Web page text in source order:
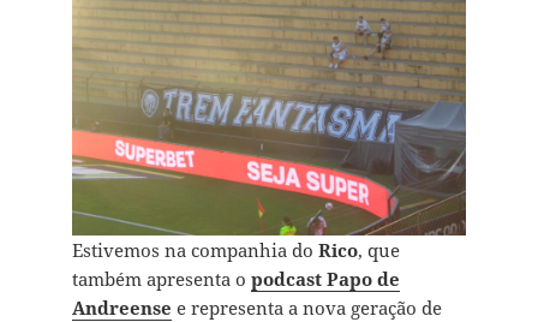
Estivemos na companhia do Rico, que
também apresenta o podcast Papo de
Andreense e representa a nova geração de